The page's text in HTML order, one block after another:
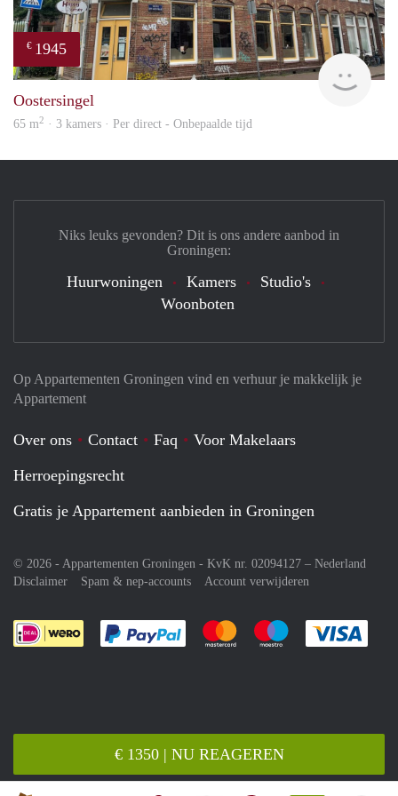
€ 1350 | NU REAGEREN
€ 1945
Oostersingel
65 m2 · 3 kamers · Per direct - Onbepaalde tijd
Op Appartementen Groningen vind en verhuur je makkelijk je
Appartement
Over ons Contact Faq
Voor Makelaars
Herroepingsrecht
Gratis je Appartement aanbieden in Groningen
© 2026 - Appartementen Groningen - KvK nr. 02094127 – Nederland
Disclaimer
Spam & nep-accounts Account verwijderen
Je rekent gemakkelijk af met Paypal
Je rekent gemakkelijk af met
Je rekent
Niks leuks gevonden? Dit is ons andere aanbod in
Groningen:
Huurwoningen Kamers
Studio's
Woonboten